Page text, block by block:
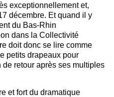
exceptionnellement et,
décembre. Et quand il y
du Bas-Rhin
dans la Collectivité
doit donc se lire comme
petits drapeaux pour
retour après ses multiples
et fort du dramatique